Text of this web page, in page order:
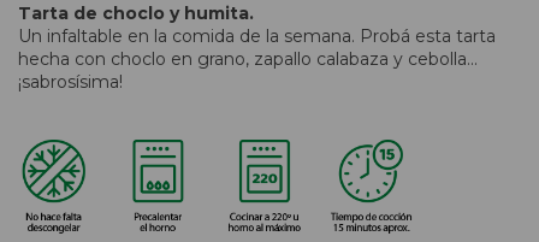
Tarta de choclo y humita.
Un infaltable en la comida de la semana. Probá esta tarta
hecha con choclo en grano, zapallo calabaza y cebolla...
¡sabrosísima!